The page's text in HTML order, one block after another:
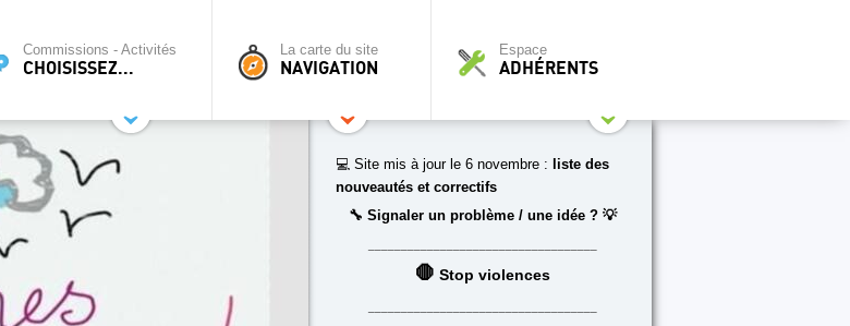
Commissions - Activités
CHOISISSEZ...
La carte du site
NAVIGATION
Espace
ADHÉRENTS
💻 Site mis à jour le 6 novembre : liste des
nouveautés et correctifs
🔧 Signaler un problème / une idée ? 💡
🛑 Stop violences